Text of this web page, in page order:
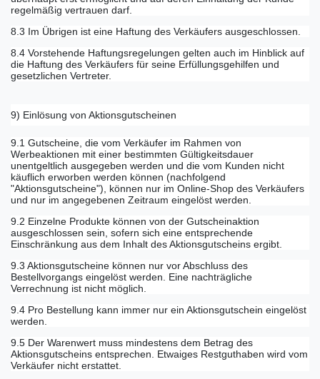
regelmäßig vertrauen darf.
8.3 Im Übrigen ist eine Haftung des Verkäufers ausgeschlossen.
8.4 Vorstehende Haftungsregelungen gelten auch im Hinblick auf
die Haftung des Verkäufers für seine Erfüllungsgehilfen und
gesetzlichen Vertreter.
9) Einlösung von Aktionsgutscheinen
9.1 Gutscheine, die vom Verkäufer im Rahmen von
Werbeaktionen mit einer bestimmten Gültigkeitsdauer
unentgeltlich ausgegeben werden und die vom Kunden nicht
käuflich erworben werden können (nachfolgend
"Aktionsgutscheine"), können nur im Online-Shop des Verkäufers
und nur im angegebenen Zeitraum eingelöst werden.
9.2 Einzelne Produkte können von der Gutscheinaktion
ausgeschlossen sein, sofern sich eine entsprechende
Einschränkung aus dem Inhalt des Aktionsgutscheins ergibt.
9.3 Aktionsgutscheine können nur vor Abschluss des
Bestellvorgangs eingelöst werden. Eine nachträgliche
Verrechnung ist nicht möglich.
9.4 Pro Bestellung kann immer nur ein Aktionsgutschein eingelöst
werden.
9.5 Der Warenwert muss mindestens dem Betrag des
Aktionsgutscheins entsprechen. Etwaiges Restguthaben wird vom
Verkäufer nicht erstattet.